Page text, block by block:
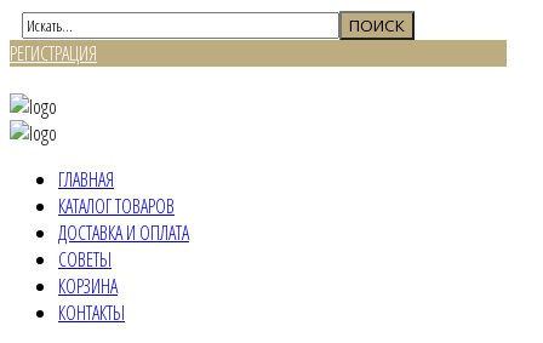
РЕГИСТРАЦИЯ
ГЛАВНАЯ
КАТАЛОГ ТОВАРОВ
ДОСТАВКА И ОПЛАТА
СОВЕТЫ
КОРЗИНА
КОНТАКТЫ